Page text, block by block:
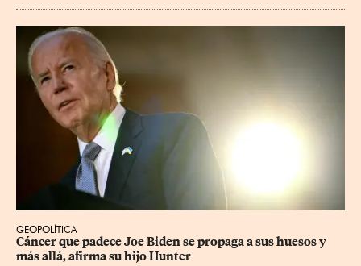
GEOPOLÍTICA
Cáncer que padece Joe Biden se propaga a sus huesos y
más allá, afirma su hijo Hunter